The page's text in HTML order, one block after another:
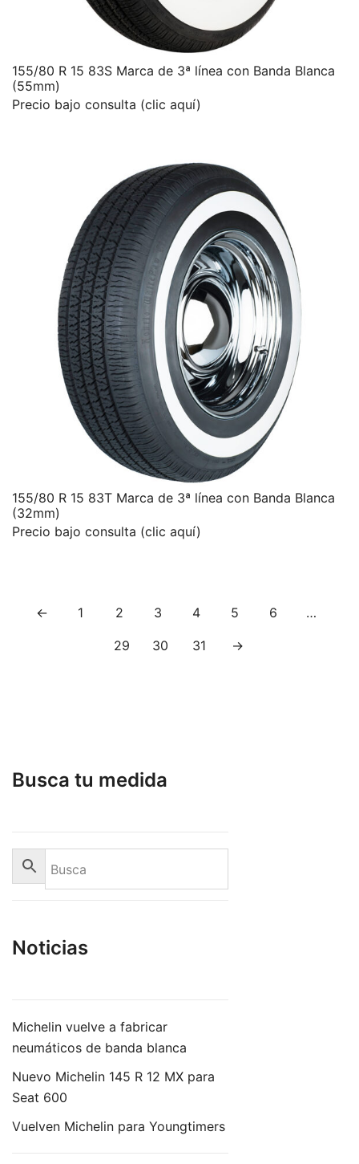
155/80 R 15 83S Marca de 3ª línea con Banda Blanca
(55mm)
Precio bajo consulta (clic aquí)
155/80 R 15 83T Marca de 3ª línea con Banda Blanca
(32mm)
Precio bajo consulta (clic aquí)
← 1 2 3 4 5 6 …
29 30 31 →
Busca tu medida
Noticias
Michelin vuelve a fabricar
neumáticos de banda blanca
Nuevo Michelin 145 R 12 MX para
Seat 600
Vuelven Michelin para Youngtimers